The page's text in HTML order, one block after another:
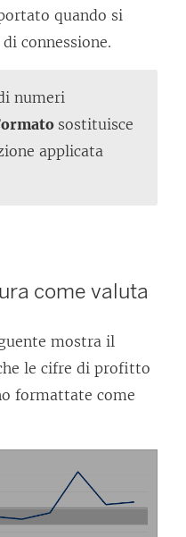
quando si
connessione.
numeri
sostituisce
applicata
come valuta
mostra il
le cifre di profitto
formattate come